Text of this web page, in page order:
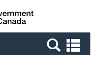
Canada
et